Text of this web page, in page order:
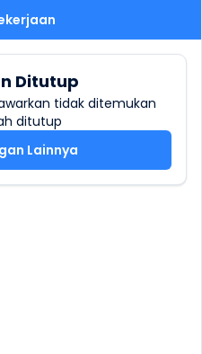
Ditutup
tidak ditemukan
ditutup
Lainnya